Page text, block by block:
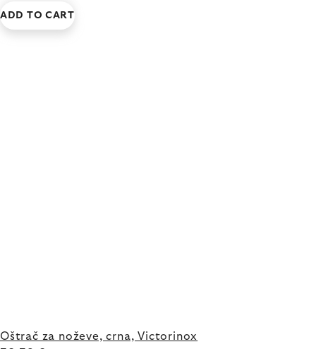
ADD TO CART
Oštrač za noževe, crna, Victorinox